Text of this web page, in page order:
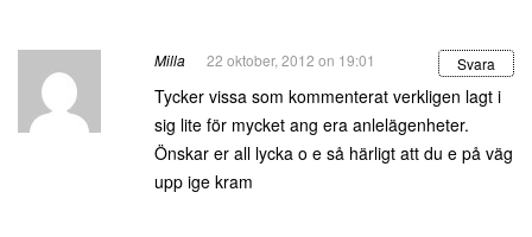
Milla 22 oktober, 2012 on 19:01 Svara
Tycker vissa som kommenterat verkligen lagt i
sig lite för mycket ang era anlelägenheter.
Önskar er all lycka o e så härligt att du e på väg
upp ige kram